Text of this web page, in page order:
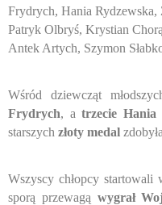
Frydrych, Hania
Patryk Olbryś, Krystian
Antek Artych, Szymon
Wśród dziewcząt
Frydrych, atrzecie Hania
starszych złoty medal zdobyła
Wszyscy chłopcy startowali
sporą przewagą wygrał